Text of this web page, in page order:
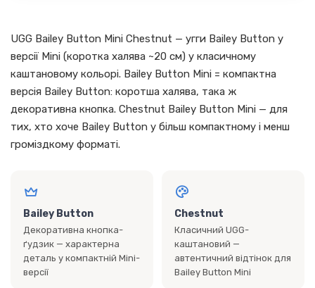
UGG Bailey Button Mini Chestnut — угги Bailey Button у
версії Mini (коротка халява ~20 см) у класичному
каштановому кольорі. Bailey Button Mini = компактна
версія Bailey Button: коротша халява, така ж
декоративна кнопка. Chestnut Bailey Button Mini — для
тих, хто хоче Bailey Button у більш компактному і менш
громіздкому форматі.
Bailey Button
Декоративна кнопка-
ґудзик — характерна
деталь у компактній Mini-
версії
Chestnut
Класичний UGG-
каштановий —
автентичний відтінок для
Bailey Button Mini